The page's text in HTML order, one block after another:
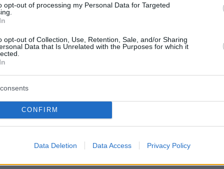
opt-out of processing my Personal Data for Targeted
opt-out of Collection, Use, Retention, Sale, and/or Sharing
Data that Is Unrelated with the Purposes for which it
CONFIRM
Data Deletion Data Access Privacy Policy
επικρίσεις για δικαιώματα,
αντιπολίτευση σε μονομερή ή εχθρική
εξελίξεων στο εσωτερικό της χώρας.
του τουρκικού ΥΠΕΞ σημειώνονται τα
εκτιμήσεις που βασίζονται σε αβάσιμους
μας και δεν συνάδουν με τα γεγονότα.